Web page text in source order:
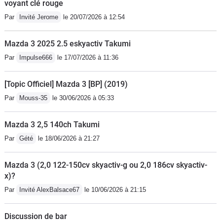
guirlandes lumineuses façon boîte de nuit, une
interface non tactile intuitive et sécurisante sans
voiture quoi ! Pas le macumba ni le prolongement de
mon bureau d'ordinateur - la finition est remarquable.
Je ne vois aucune compact aujourd'hui mieux finie.
Ainsi, les boutons crantés sont en métal, tout comme
les grilles de Hp. Cette mazda 3 4ème génération est
au niveau de la précédente génération d'audi a3, et au
dessus de la golf 7ème génération - le moteur est
suffisamment puissant. Ce n'est pas une fusée mais il y
a de quoi doubler en toutes circonstances. Mais à
condition de rétrograder et monter dans les tours
chercher la puissance. La voiture ne se conduit pas
comme une voiture turbo diesel menée sur le couple
entre 2000 et 3000tr/mn. Il est parfois nécessaire de
rétrograder de 2 rapports. Mais la boîte de vitesses aux
voyant clé rouge
Par Invité Jerome le 20/07/2026 à 12:54
Mazda 3 2025 2.5 eskyactiv Takumi
Par Impulse666 le 17/07/2026 à 11:36
[Topic Officiel] Mazda 3 [BP] (2019)
Par Mouss-35 le 30/06/2026 à 05:33
Mazda 3 2,5 140ch Takumi
Par Gété le 18/06/2026 à 21:27
Mazda 3 (2,0 122-150cv skyactiv-g ou 2,0 186cv skyactiv-
x)?
Par Invité AlexBalsace67 le 10/06/2026 à 21:15
Discussion de bar